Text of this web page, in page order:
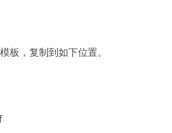
板，复制到如下位置。